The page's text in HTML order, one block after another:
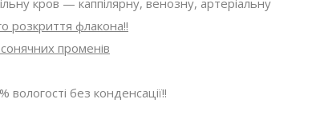
кров — каппілярну, венозну, артеріальну
розкриття флакона!!
променів
без конденсації!!